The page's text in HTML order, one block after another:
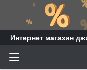
Интернет магазин